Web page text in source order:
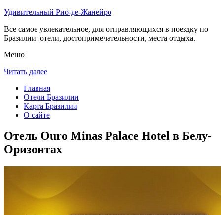
Удивительный Рио-де-Жанейро
Все самое увлекательное, для отправляющихся в поездку по
Бразилии: отели, достопримечательности, места отдыха.
Меню
Читать далее
Главная
Отели Бразилии
Карта Бразилии
О сайте
Отель Ouro Minas Palace Hotel в Белу-
Оризонтах